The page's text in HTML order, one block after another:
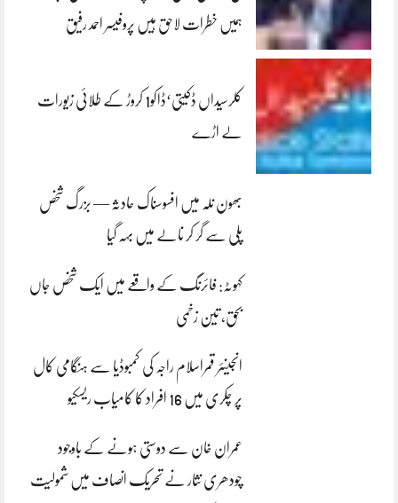
ہمیں خطرات لاحق ہیں پروفیسر احمد رفیق
کلرسیداں ڈکیتی‘ڈاکو1 کروڑ کے طلائی زیورات
لے اڑے
بھون نلہ میں افسوسناک حادثہ — بزرگ شخص
پلی سے گر کر نالے میں بہہ گیا
کہوٹہ: فائرنگ کے واقعے میں ایک شخص جاں
بحق، تین زخمی
انجینئر قمراسلام راجہ کی کمبوڈیا سے ہنگامی کال
پر چکری میں 16 افراد کا کامیاب ریسکیو
عمران خان سے دوستی ہونے کے باوجود
چودھری نثار نے تحریک انصاف میں شمولیت